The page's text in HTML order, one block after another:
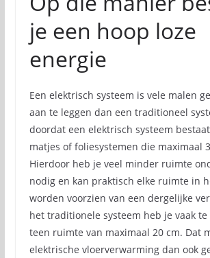
je een hoop loze
energie
Een elektrisch systeem is vele malen
aan te leggen dan een traditioneel
doordat een elektrisch systeem
matjes of foliesystemen die maximaal
Hierdoor heb je veel minder ruimte
nodig en kan praktisch elke ruimte in
worden voorzien van een dergelijke
het traditionele systeem heb je vaak te
teen ruimte van maximaal 20 cm. Dat
elektrische vloerverwarming dan ook